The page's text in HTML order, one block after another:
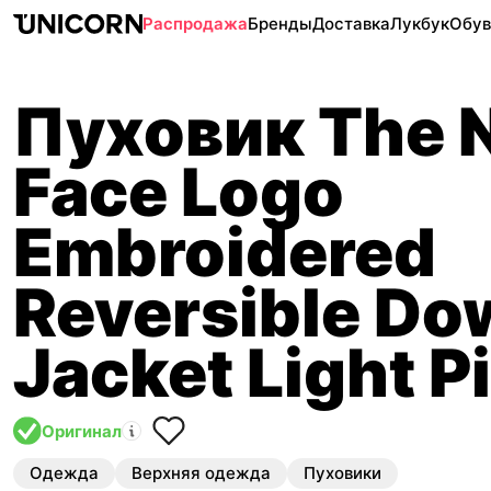
РаспродажаБрендыДоставкаЛукбук
Пуховик The
Face Logo
Embroidered
Reversible
Jacket Light
Оригинал
Одежда Верхняя одежда Пуховики